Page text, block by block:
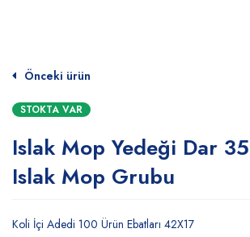
Önceki ürün
STOKTA VAR
Islak Mop Yedeği Dar
Islak Mop Grubu
Koli İçi Adedi 100 Ürün Ebatları 42X17